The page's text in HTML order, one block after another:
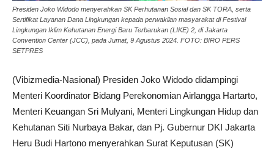
Presiden Joko Widodo menyerahkan SK Perhutanan Sosial dan SK TORA, serta
Sertifikat Layanan Dana Lingkungan kepada perwakilan masyarakat di Festival
Lingkungan Iklim Kehutanan Energi Baru Terbarukan (LIKE) 2, di Jakarta
Convention Center (JCC), pada Jumat, 9 Agustus 2024. FOTO: BIRO PERS
SETPRES
(Vibizmedia-Nasional) Presiden Joko Widodo didampingi
Menteri Koordinator Bidang Perekonomian Airlangga Hartarto,
Menteri Keuangan Sri Mulyani, Menteri Lingkungan Hidup dan
Kehutanan Siti Nurbaya Bakar, dan Pj. Gubernur DKI Jakarta
Heru Budi Hartono menyerahkan Surat Keputusan (SK)